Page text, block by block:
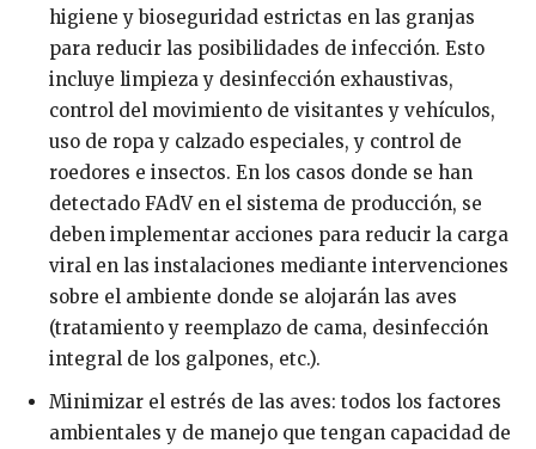
higiene y bioseguridad estrictas en las granjas
para reducir las posibilidades de infección. Esto
incluye limpieza y desinfección exhaustivas,
control del movimiento de visitantes y vehículos,
uso de ropa y calzado especiales, y control de
roedores e insectos. En los casos donde se han
detectado FAdV en el sistema de producción, se
deben implementar acciones para reducir la carga
viral en las instalaciones mediante intervenciones
sobre el ambiente donde se alojarán las aves
(tratamiento y reemplazo de cama, desinfección
integral de los galpones, etc.).
Minimizar el estrés de las aves: todos los factores
ambientales y de manejo que tengan capacidad de